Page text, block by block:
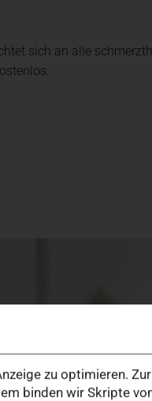
sich an alle
zu optimieren.
binden wir Skripte